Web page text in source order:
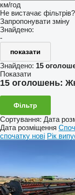
км/год
Не вистачає фільтрів?
Запропонувати зміну
Знайдено:
-
показати
Знайдено: 15
Показати
15 оголошень:
Фільтр
Сортування: Дата
Дата розміщення
спочатку нові Рік